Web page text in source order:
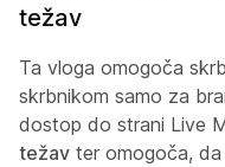
težav
Ta vloga omogoča
skrbnikom samo za
dostop do strani Live
težav ter omogoča, da